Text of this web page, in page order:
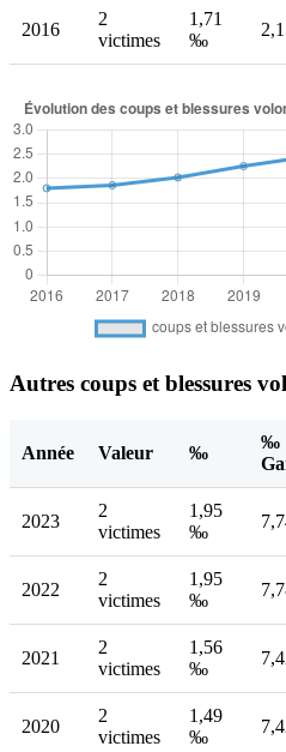
2016
2
victimes
1,71
‰
Autres coups et blessures
Année Valeur ‰
‰
2023
2
victimes
1,95
‰
2022
2
victimes
1,95
‰
2021
2
victimes
1,56
‰
2020
2
victimes
1,49
‰